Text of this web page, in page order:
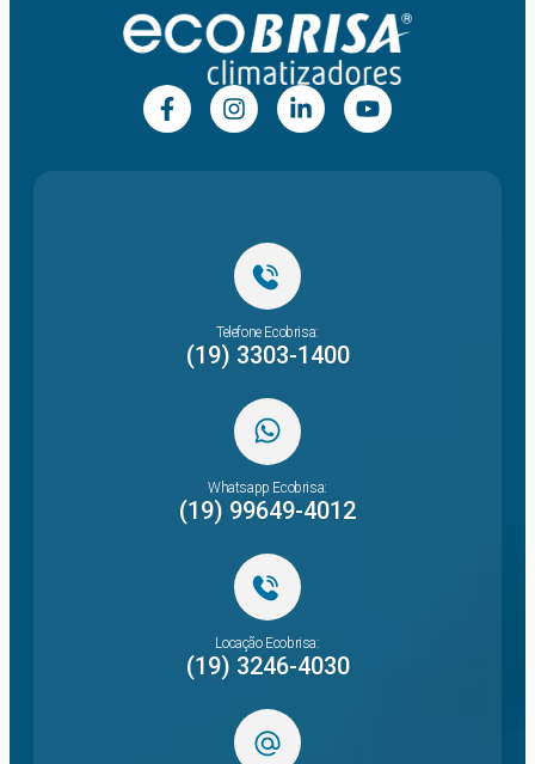
Telefone Ecobrisa:
(19) 3303-1400
Whatsapp Ecobrisa:
(19) 99649-4012
Locação Ecobrisa:
(19) 3246-4030